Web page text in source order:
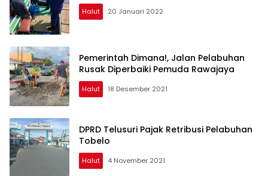
Halut 20 Januari 2022
Pemerintah Dimana!, Jalan Pelabuhan
Rusak Diperbaiki Pemuda Rawajaya
Halut 18 Desember 2021
DPRD Telusuri Pajak Retribusi Pelabuhan
Tobelo
Halut 4 November 2021